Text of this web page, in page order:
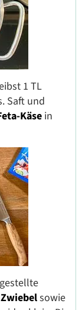
1 TL
Saft und
Käse in
Zwiebelsowie